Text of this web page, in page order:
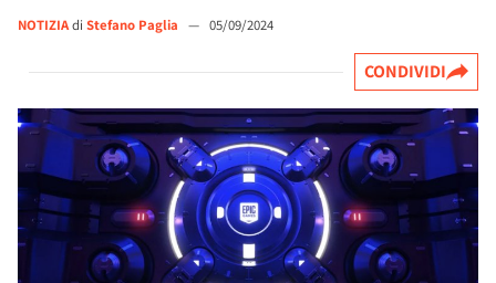
NOTIZIAdi Stefano Paglia — 05/09/2024
CONDIVIDI